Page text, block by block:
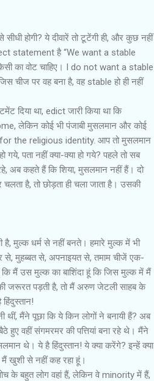
होगी? ये दीवारें तो टूटेंगी ही, और कुछ नहीं
statement है “We want a stable
का वोट चाहिए। I do not want a stable
पर वह बना है, वह stable हो ही नहीं
दिया था, edict जारी किया था कि
लेकिन कोई भी पंजाबी मुसलमान और कोई
for the religious identity. आप तो मुसलमान
पता नहीं क्या-क्या हो गये? पहले तो सब
अब कहते हैं कि शिया, मुसलमान नहीं हैं। दो
है, तो छोड़ता ही चला जाता है। उसकी
है, मुल्‍क धर्म से नहीं बनते। हमारे मुल्‍क में भी
से, मुहब्‍बत से, अपनाइयत से, तमाम चीजें एक-
उस मुल्‍क का बाशिंदा हूं कि जिस मुल्‍क में मैं
जरूरत पड़ती है, तो मैं अरुण जेटली साहब के
थीं, मैंने पूछा कि ये किन लोगों ने बनायी हैं? अब
वहीं संगमरमर की पत्तियां बना रहे थे। मैंने
थे। ये है हिंदुस्‍तान! ये क्या करेंगे? इन्‍हें क्या
खुशी से नहीं कह रहा हूं।
बहुत लोग वहां हैं, लेकिन वे minority में हैं,